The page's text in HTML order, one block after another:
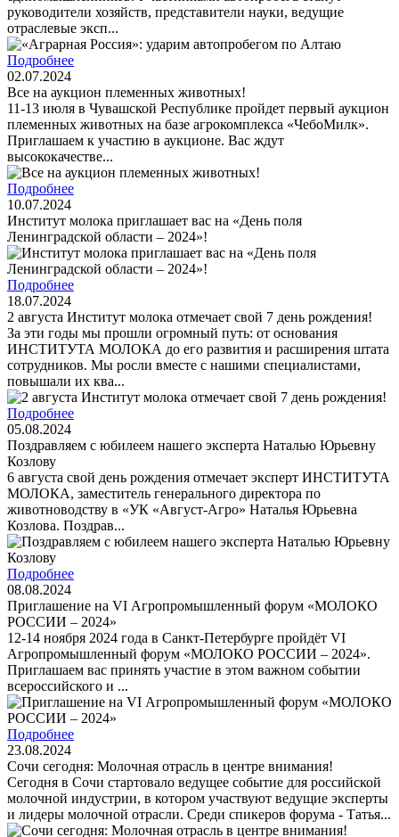
руководители хозяйств, представители науки, ведущие
отраслевые эксп...
Подробнее
02.07.2024
Все на аукцион племенных животных!
11-13 июля в Чувашской Республике пройдет первый аукцион
племенных животных на базе агрокомплекса «ЧебоМилк».
Приглашаем к участию в аукционе. Вас ждут
высококачестве...
Подробнее
10.07.2024
Институт молока приглашает вас на «День поля
Ленинградской области – 2024»!
Подробнее
18.07.2024
2 августа Институт молока отмечает свой 7 день рождения!
За эти годы мы прошли огромный путь: от основания
ИНСТИТУТА МОЛОКА до его развития и расширения штата
сотрудников. Мы росли вместе с нашими специалистами,
повышали их ква...
Подробнее
05.08.2024
Поздравляем с юбилеем нашего эксперта Наталью Юрьевну
Козлову
6 августа свой день рождения отмечает эксперт ИНСТИТУТА
МОЛОКА, заместитель генерального директора по
животноводству в «УК «Август-Агро» Наталья Юрьевна
Козлова. Поздрав...
Подробнее
08.08.2024
Приглашение на VI Агропромышленный форум «МОЛОКО
РОССИИ – 2024»
12-14 ноября 2024 года в Санкт-Петербурге пройдёт VI
Агропромышленный форум «МОЛОКО РОССИИ – 2024».
Приглашаем вас принять участие в этом важном событии
всероссийского и ...
Подробнее
23.08.2024
Сочи сегодня: Молочная отрасль в центре внимания!
Сегодня в Сочи стартовало ведущее событие для российской
молочной индустрии, в котором участвуют ведущие эксперты
и лидеры молочной отрасли. Среди спикеров форума - Татья...